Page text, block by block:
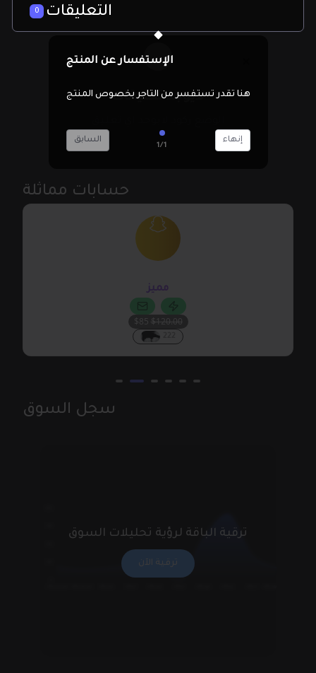
0 التعليقات
لايوجد تعليقات
حسابات مماثلة
مميز
$85 $120.00
سجل السوق
ترقية الباقة لرؤية تحليلات السوق
ترقية الآن
الإستفسار عن المنتج
هنا تقدر تستفسر من التاجر بخصوص المنتج
السابق
1/1
إنهاء